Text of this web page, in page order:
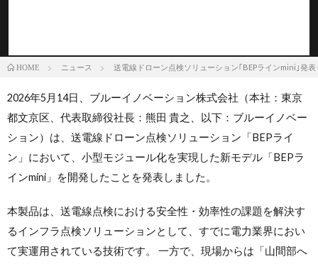
HOME ニュース 送電線ドローン点検ソリューション｢BEPラインmini｣発
2026年5月14日、ブルーイノベーション株式会社（本社：東京
都文京区、代表取締役社長：熊田 貴之、以下：ブルーイノベー
ション）は、送電線ドローン点検ソリューション「BEPライ
ン」において、小型モジュール化を実現した新モデル「BEPラ
インmini」を開発したことを発表しました。
本製品は、送電線点検における安全性・効率性の課題を解決す
るインフラ点検ソリューションとして、すでに電力業界におい
て実運用されている技術です。 一方で、現場からは「山間部へ